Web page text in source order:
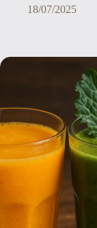
18/07/2025